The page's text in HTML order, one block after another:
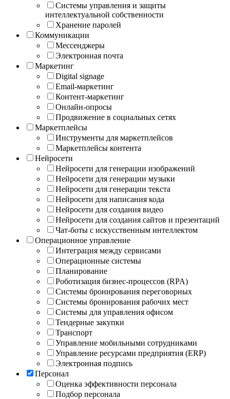
Системы управления и защиты
интеллектуальной собственности
Хранение паролей
Коммуникации
Мессенджеры
Электронная почта
Маркетинг
Digital signage
Email-маркетинг
Контент-маркетинг
Онлайн-опросы
Продвижение в социальных сетях
Маркетплейсы
Инструменты для маркетплейсов
Маркетплейсы контента
Нейросети
Нейросети для генерации изображений
Нейросети для генерации музыки
Нейросети для генерации текста
Нейросети для написания кода
Нейросети для создания видео
Нейросети для создания сайтов и презентаций
Чат-боты с искусственным интеллектом
Операционное управление
Интеграция между сервисами
Операционные системы
Планирование
Роботизация бизнес-процессов (RPA)
Системы бронирования переговорных
Системы бронирования рабочих мест
Системы для управления офисом
Тендерные закупки
Транспорт
Управление мобильными сотрудниками
Управление ресурсами предприятия (ERP)
Электронная подпись
Персонал
Оценка эффективности персонала
Подбор персонала